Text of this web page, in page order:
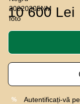
10 600 Lei
% Autentificați-vă